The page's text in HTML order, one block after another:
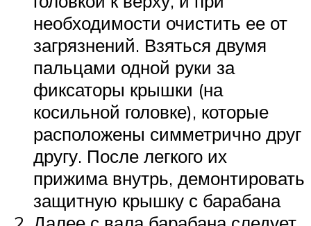
необходимости очистить ее от
загрязнений. Взяться двумя
пальцами одной руки за
фиксаторы крышки (на
косильной головке), которые
расположены симметрично друг
другу. После легкого их
прижима внутрь, демонтировать
защитную крышку с барабана